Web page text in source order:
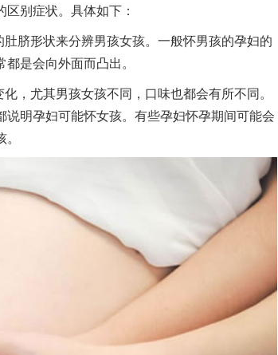
别症状。具体如下：
脐形状来分辨男孩女孩。一般怀男孩的孕妇的
是会向外面而凸出。
，尤其男孩女孩不同，口味也都会有所不同。
明孕妇可能怀女孩。有些孕妇怀孕期间可能会